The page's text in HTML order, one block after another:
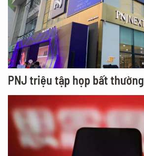
PNJ triệu tập họp bất thường